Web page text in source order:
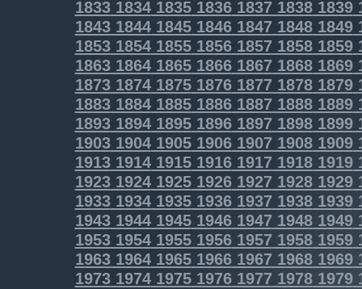
1833183418351836183718381839
1843184418451846184718481849
1853185418551856185718581859
1863186418651866186718681869
1873187418751876187718781879
1883188418851886188718881889
1893189418951896189718981899
1903190419051906190719081909
1913191419151916191719181919
1923192419251926192719281929
1933193419351936193719381939
1943194419451946194719481949
1953195419551956195719581959
1963196419651966196719681969
19731974197519761977 19781979